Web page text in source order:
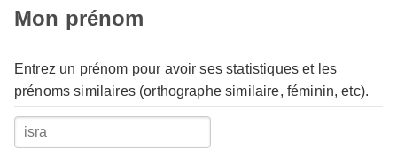
Mon prénom
Entrez un prénom pour avoir ses statistiques et les
prénoms similaires (orthographe similaire, féminin, etc).